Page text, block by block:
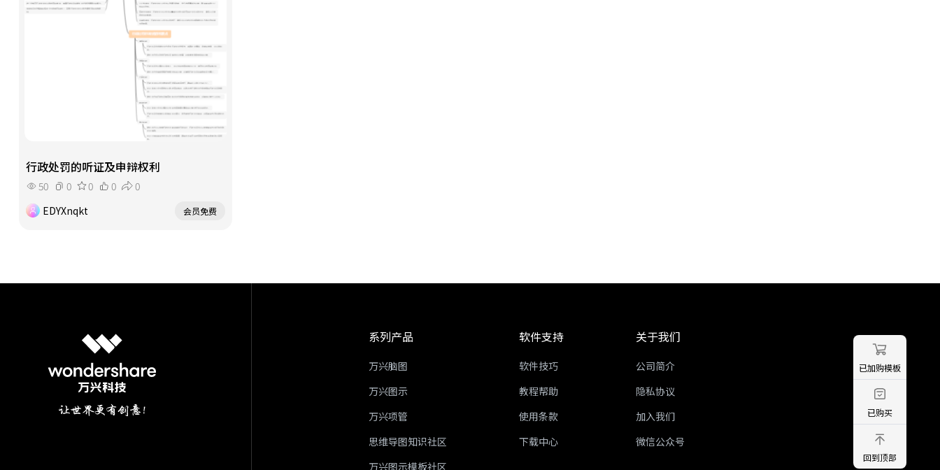
行政处罚的听证及申辩权利
50 0 0 0
0
EDYXnqkt
会员免费
已加购模板
已购买
回到顶部
系列产品
万兴脑图
万兴图示
万兴项管
思维导图知识社区
万兴图示模板社区
软件支持
软件技巧
教程帮助
使用条款
下载中心
关于我们
公司简介
隐私协议
加入我们
微信公众号